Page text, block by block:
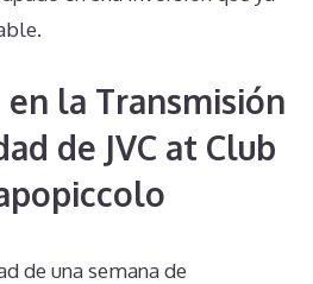
la Transmisión
de JVC at Club
de una semana de